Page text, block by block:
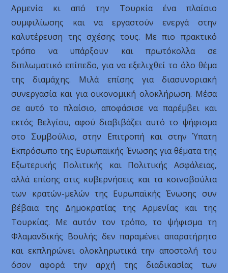
Αρμενία κι από την Τουρκία ένα πλαίσιο
συμφιλίωσης και να εργαστούν ενεργά στην
καλυτέρευση της σχέσης τους. Με πιο πρακτικό
τρόπο να υπάρξουν και πρωτόκολλα σε
διπλωματικό επίπεδο, για να εξελιχθεί το όλο θέμα
της διαμάχης. Μιλά επίσης για διασυνοριακή
συνεργασία και για οικονομική ολοκλήρωση. Μέσα
σε αυτό το πλαίσιο, αποφάσισε να παρέμβει και
εκτός Βελγίου, αφού διαβιβάζει αυτό το ψήφισμα
στο Συμβούλιο, στην Επιτροπή και στην Ύπατη
Εκπρόσωπο της Ευρωπαϊκής Ένωσης για θέματα της
Εξωτερικής Πολιτικής και Πολιτικής Ασφάλειας,
αλλά επίσης στις κυβερνήσεις και τα κοινοβούλια
των κρατών-μελών της Ευρωπαϊκής Ένωσης συν
βέβαια της Δημοκρατίας της Αρμενίας και της
Τουρκίας. Με αυτόν τον τρόπο, το ψήφισμα τη
Φλαμανδικής Βουλής δεν παραμένει απαρατήρητο
και εκπληρώνει ολοκληρωτικά την αποστολή του
όσον αφορά την αρχή της διαδικασίας των